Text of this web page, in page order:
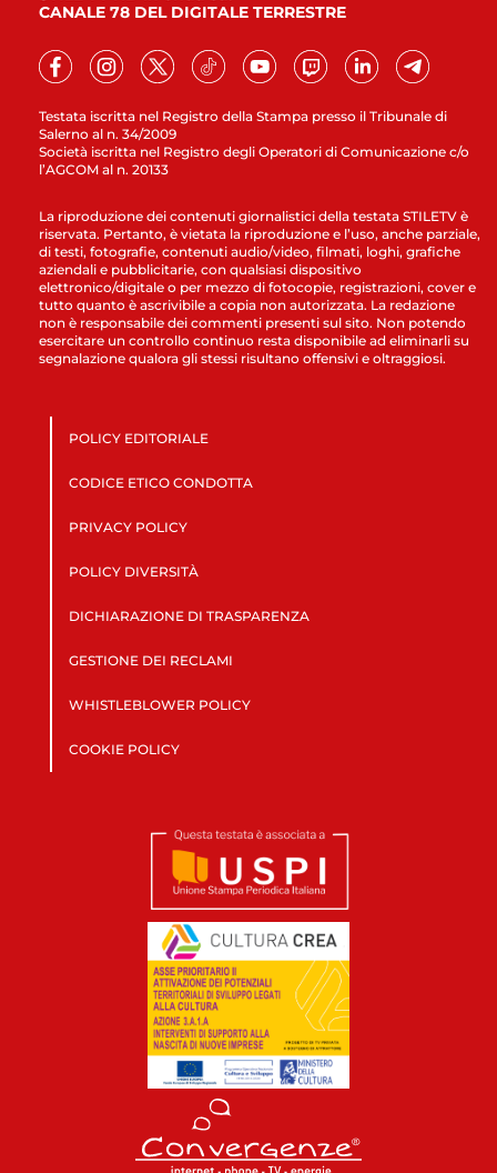
Testata iscritta nel Registro della Stampa presso il Tribunale di
Salerno al n. 34/2009
Società iscritta nel Registro degli Operatori di Comunicazione c/o
l’AGCOM al n. 20133
CANALE 78 DEL DIGITALE TERRESTRE
La riproduzione dei contenuti giornalistici della testata STILETV è
riservata. Pertanto, è vietata la riproduzione e l’uso, anche parziale,
di testi, fotografie, contenuti audio/video, filmati, loghi, grafiche
aziendali e pubblicitarie, con qualsiasi dispositivo
elettronico/digitale o per mezzo di fotocopie, registrazioni, cover e
tutto quanto è ascrivibile a copia non autorizzata. La redazione
non è responsabile dei commenti presenti sul sito. Non potendo
esercitare un controllo continuo resta disponibile ad eliminarli su
segnalazione qualora gli stessi risultano offensivi e oltraggiosi.
POLICY EDITORIALE
CODICE ETICO CONDOTTA
PRIVACY POLICY
POLICY DIVERSITÀ
DICHIARAZIONE DI TRASPARENZA
GESTIONE DEI RECLAMI
WHISTLEBLOWER POLICY
COOKIE POLICY